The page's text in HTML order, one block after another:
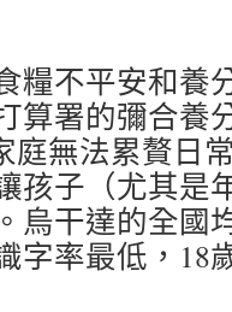
糧不平安和養
算署的彌合養
庭無法累贅日
孩子（尤其是
烏干達的全國
字率最低，18